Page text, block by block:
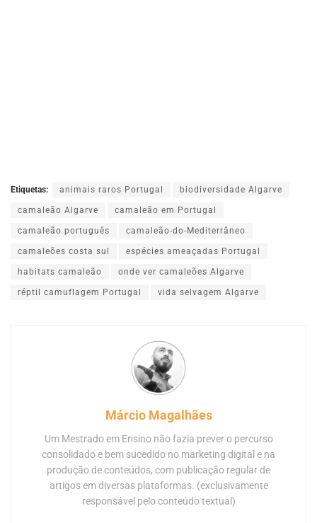
Etiquetas: animais raros Portugal biodiversidade Algarve
camaleão Algarve camaleão em Portugal
camaleão português camaleão-do-Mediterrâneo
camaleões costa sul espécies ameaçadas Portugal
habitats camaleão onde ver camaleões Algarve
réptil camuflagem Portugal vida selvagem Algarve
Márcio Magalhães
Um Mestrado em Ensino não fazia prever o percurso
consolidado e bem sucedido no marketing digital e na
produção de conteúdos, com publicação regular de
artigos em diversas plataformas. (exclusivamente
responsável pelo conteúdo textual)